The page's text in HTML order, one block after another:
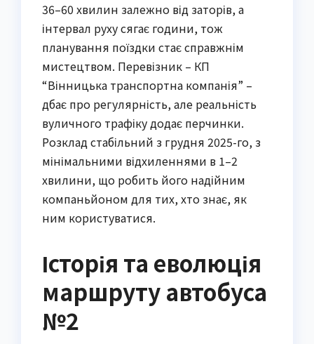
36–60 хвилин залежно від заторів, а
інтервал руху сягає години, тож
планування поїздки стає справжнім
мистецтвом. Перевізник – КП
“Вінницька транспортна компанія” –
дбає про регулярність, але реальність
вуличного трафіку додає перчинки.
Розклад стабільний з грудня 2025-го, з
мінімальними відхиленнями в 1–2
хвилини, що робить його надійним
компаньйоном для тих, хто знає, як
ним користуватися.
Історія та еволюція
маршруту автобуса
№2